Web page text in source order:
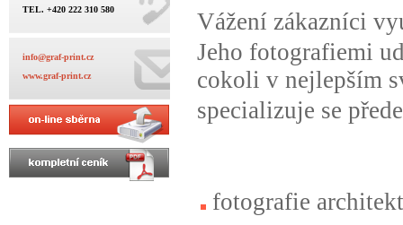
Vážení zákazníci
Jeho fotografiemi
cokoli v nejlepším
specializuje se
fotografie
TEL. +420 222 310 580
info@graf-print.cz
www.graf-print.cz